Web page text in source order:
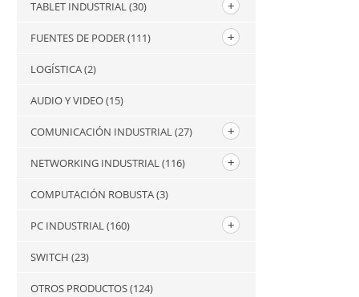
TABLET INDUSTRIAL (30)
FUENTES DE PODER (111)
LOGÍSTICA(2)
AUDIO Y VIDEO(15)
COMUNICACIÓN INDUSTRIAL (27)
NETWORKING INDUSTRIAL (116)
COMPUTACIÓN ROBUSTA(3)
PC INDUSTRIAL (160)
SWITCH (23)
OTROS PRODUCTOS(124)